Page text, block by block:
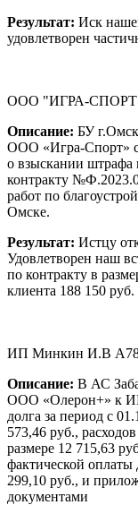
Результат: Иск
удовлетворен
ООО "ИГРА-СПОРТ"
Описание: БУ
ООО «Игра-Спорт» с
о взыскании штрафа
контракту
работ по
Омске.
Результат: Истцу
Удовлетворен наш
по контракту в
клиента 188 150
ИП Минкин И.В
Описание: В АС
ООО «Олерон+» к
долга за период с
573,46 руб.,
размере 12 715,63
фактической оплаты
299,10 руб., и
документами